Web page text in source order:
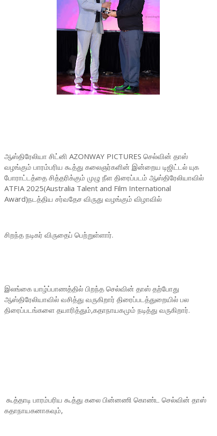
ஆஸ்திரேலியா சிட்னி AZONWAY PICTURES செல்வின் தாஸ்
வழங்கும் பாரம்பரிய கூத்து கலைஞர்களின் இன்றைய டிஜிட்டல் யுக
போராட்டத்தை சித்தரிக்கும் முழு நீள திரைப்படம் ஆஸ்திரேலியாவில்
ATFIA 2025(Australia Talent and Film International
Award)நடத்திய சர்வதேச விருது வழங்கும் விழாவில்
சிறந்த நடிகர் விருதைப் பெற்றுள்ளார்.
இலங்கை யாழ்ப்பாணத்தில் பிறந்த செல்வின் தாஸ் தற்போது
ஆஸ்திரேலியாவில் வசித்து வருகிறார் திரைப்படத்துறையில் பல
திரைப்படங்களை தயாரித்தும்,கதாநாயகமும் நடித்து வருகிறார்.
கூத்தாடி பாரம்பரிய கூத்து கலை பின்னணி கொண்ட செல்வின் தாஸ்
கதாநாயகனாகவும்,